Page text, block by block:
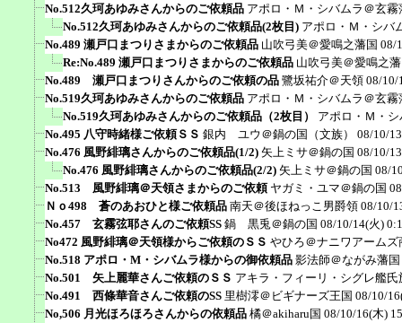
No.512久珂あゆみさんからのご依頼品 アポロ・Ｍ・シバムラ＠玄霧
No.512久珂あゆみさんからのご依頼品(2枚目) アポロ・Ｍ・シバ
No.489 瀬戸口まつりさまからのご依頼品 山吹弓美＠愛鳴之藩国 08/
Re:No.489 瀬戸口まつりさまからのご依頼品 山吹弓美＠愛鳴之
No.489 瀬戸口まつりさんからのご依頼の品 鷺坂祐介＠天領 08/10/
No.519久珂あゆみさんからのご依頼品 アポロ・Ｍ・シバムラ＠玄霧
No.519久珂あゆみさんからのご依頼品（2枚目）
アポロ・Ｍ・
No.495 八守時緒様ご依頼ＳＳ 銀内 ユウ＠鍋の国（文族）
08/10/
No.476 風野緋璃さんからのご依頼品(1/2) 矢上ミサ＠鍋の国 08/10/
No.476 風野緋璃さんからのご依頼品(2/2) 矢上ミサ＠鍋の国 08/
No.513 風野緋璃＠天領さまからのご依頼 ヤガミ・ユマ＠鍋の国
Ｎｏ498 蒼のあおひと様ご依頼品 南天＠後ほねっこ男爵領 08/10/
No.457 玄霧弦耶さんのご依頼SS 鍋 黒兎＠鍋の国 08/10/14(火)
No472 風野緋璃＠天領様からご依頼のＳＳ やひろ＠ナニワアームズ
No.518 アポロ・M・シバムラ様からの御依頼品 影法師＠ながみ藩国
No.501 矢上麗華さんご依頼のＳＳ アキラ・フィーリ・シグレ艦氏
No.491 西條華音さんご依頼のSS 里樹澪＠ビギナーズ王国 08/10/
No,506 月光ほろほろさんからの依頼品 橘＠akiharu国 08/10/16(木)